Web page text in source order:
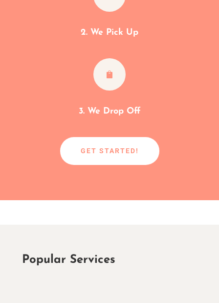
2. We Pick Up

3. We Drop Off
GET STARTED!
Popular Services